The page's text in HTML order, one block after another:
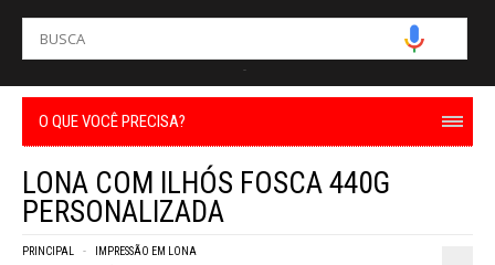
-
O QUE VOCÊ PRECISA?
LONA COM ILHÓS FOSCA 440G
PERSONALIZADA
PRINCIPAL
IMPRESSÃO EM LONA